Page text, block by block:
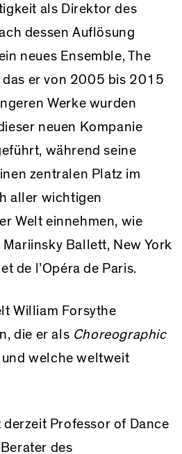
als Direktor des
dessen Auflösung
neues Ensemble, The
das er von 2005 bis 2015
Werke wurden
neuen Kompanie
während seine
zentralen Platz im
aller wichtigen
Welt einnehmen, wie
Ballett, New York
de l’Opéra de Paris.
William Forsythe
die er als Choreographic
und welche weltweit
Professor of Dance
des